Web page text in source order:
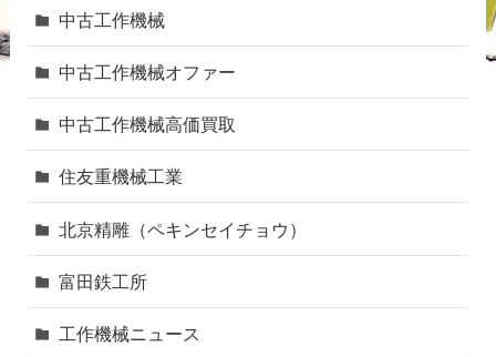
中古工作機械
中古工作機械オファー
中古工作機械高価買取
住友重機械工業
北京精雕（ペキンセイチョウ）
富田鉄工所
工作機械ニュース